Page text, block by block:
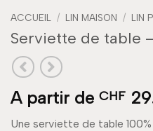
ACCUEIL / LIN MAISON / LIN
Serviette de table
A partir de CHF
Une serviette de table